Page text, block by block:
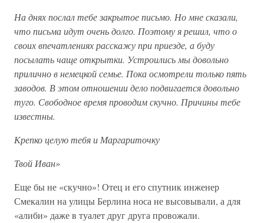
На днях послал тебе закрытое письмо. Но мне сказали,
что письма идут очень долго. Поэтому я решил, что о
своих впечатлениях расскажу при приезде, а буду
посылать чаще открытки. Устроились мы довольно
прилично в немецкой семье. Пока осмотрели только пять
заводов. В этом отношении дело подвигается довольно
туго. Свободное время проводим скучно. Причины тебе
известны.
Крепко целую тебя и Маргариточку
Твой Иван»
Еще бы не «скучно»! Отец и его спутник инженер
Смекалин на улицы Берлина носа не высовывали, а для
«алиби» даже в туалет друг друга провожали.